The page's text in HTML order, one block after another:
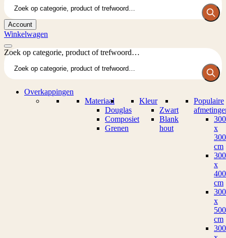
Account
Winkelwagen
Zoek op categorie, product of trefwoord…
Overkappingen
Materiaal
Douglas
Composiet
Grenen
Kleur
Zwart
Blank
hout
Populaire
300
x
300
cm
300
x
400
cm
300
x
500
cm
300